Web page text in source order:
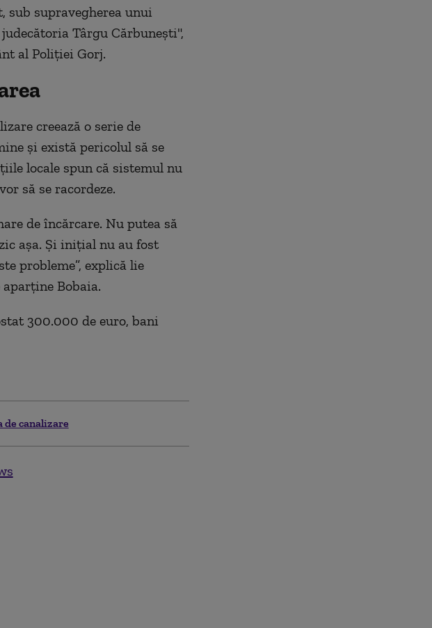
sub supravegherea unui
Târgu Cărbunești",
al Poliţiei Gorj.
creează o serie de
şi există pericolul să se
locale spun că sistemul nu
să se racordeze.
de încărcare. Nu putea să
aşa. Şi iniţial nu au fost
probleme”, explică lie
Bobaia.
300.000 de euro, bani
de canalizare